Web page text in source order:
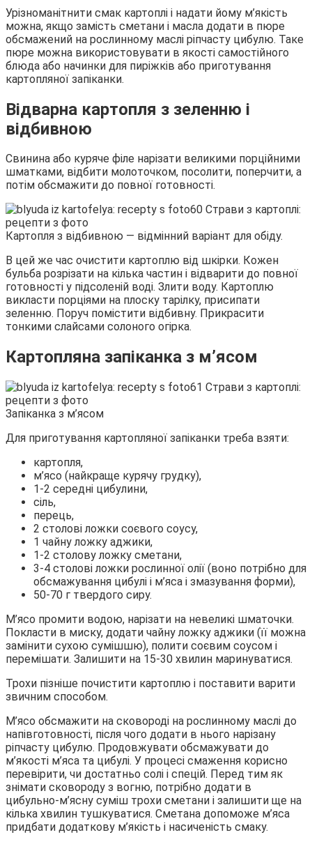
Урізноманітнити смак картоплі і надати йому м’якість
можна, якщо замість сметани і масла додати в пюре
обсмажений на рослинному маслі ріпчасту цибулю. Таке
пюре можна використовувати в якості самостійного
блюда або начинки для пиріжків або приготування
картопляної запіканки.
Відварна картопля з зеленню і
відбивною
Свинина або куряче філе нарізати великими порційними
шматками, відбити молоточком, посолити, поперчити, а
потім обсмажити до повної готовності.
Картопля з відбивною — відмінний варіант для обіду.
В цей же час очистити картоплю від шкірки. Кожен
бульба розрізати на кілька частин і відварити до повної
готовності у підсоленій воді. Злити воду. Картоплю
викласти порціями на плоску тарілку, присипати
зеленню. Поруч помістити відбивну. Прикрасити
тонкими слайсами солоного огірка.
Картопляна запіканка з м’ясом
Запіканка з м’ясом
Для приготування картопляної запіканки треба взяти:
картопля,
м’ясо (найкраще курячу грудку),
1-2 середні цибулини,
сіль,
перець,
2 столові ложки соєвого соусу,
1 чайну ложку аджики,
1-2 столову ложку сметани,
3-4 столові ложки рослинної олії (воно потрібно для
обсмажування цибулі і м’яса і змазування форми),
50-70 г твердого сиру.
М’ясо промити водою, нарізати на невеликі шматочки.
Покласти в миску, додати чайну ложку аджики (її можна
замінити сухою сумішшю), полити соєвим соусом і
перемішати. Залишити на 15-30 хвилин маринуватися.
Трохи пізніше почистити картоплю і поставити варити
звичним способом.
М’ясо обсмажити на сковороді на рослинному маслі до
напівготовності, після чого додати в нього нарізану
ріпчасту цибулю. Продовжувати обсмажувати до
м’якості м’яса та цибулі. У процесі смаження корисно
перевірити, чи достатньо солі і спецій. Перед тим як
знімати сковороду з вогню, потрібно додати в
цибульно-м’ясну суміш трохи сметани і залишити ще на
кілька хвилин тушкуватися. Сметана допоможе м’яса
придбати додаткову м’якість і насиченість смаку.